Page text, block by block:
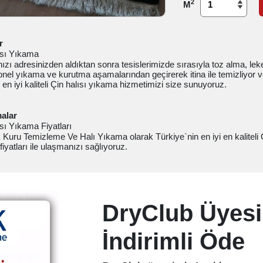
M2
Yıkama
adresinizden aldıktan sonra tesislerimizde sırasıyla toz alma,
yıkama ve kurutma aşamalarından geçirerek itina ile temizliyor
iyi kaliteli Çin halısı yıkama hizmetimizi size sunuyoruz.
Yıkama Fiyatları
Temizleme Ve Halı Yıkama olarak Türkiye`nin en iyi en kaliteli
ile ulaşmanızı sağlıyoruz.
DryClub
İndirimli Öde